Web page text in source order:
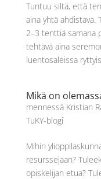
Tuntuu siltä, että
aina yhtä
2–3 tenttiä samana
tehtävä aina
luentosaleissa
Mikä on
mennessä Kristian
TuKY-blogi
Mihin
resurssejaan?
opiskelijan etua?